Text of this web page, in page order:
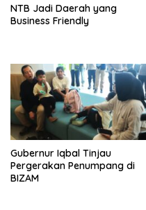
NTB Jadi Daerah yang
Business Friendly
Gubernur Iqbal Tinjau
Pergerakan Penumpang di
BIZAM